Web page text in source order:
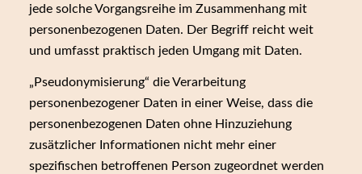
jede solche Vorgangsreihe im Zusammenhang mit
personenbezogenen Daten. Der Begriff reicht weit
und umfasst praktisch jeden Umgang mit Daten.
„Pseudonymisierung“ die Verarbeitung
personenbezogener Daten in einer Weise, dass die
personenbezogenen Daten ohne Hinzuziehung
zusätzlicher Informationen nicht mehr einer
spezifischen betroffenen Person zugeordnet werden